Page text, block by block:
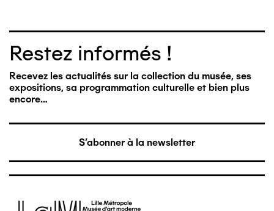
Restez informés !
Recevez les actualités sur la collection du musée, ses
expositions, sa programmation culturelle et bien plus
encore…
S'abonner à la newsletter
Image